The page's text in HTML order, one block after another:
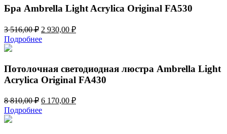
572,00 ₽.
Бра Ambrella Light Acrylica Original FA530
3 516,00₽ Первоначальная
цена
составляла
2 930,00 ₽Текущая
Подробнее
Потолочная светодиодная люстра Ambrella Light
Acrylica Original FA430
8 810,00₽ Первоначальная
цена
составляла
6 170,00 ₽Текущая
Подробнее